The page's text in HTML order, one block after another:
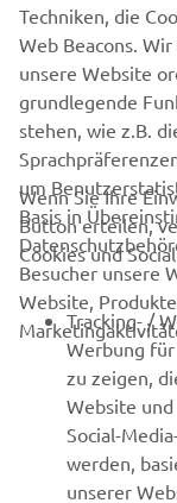
B2B
MEHR VON
SUPPORT
Techniken, die
Web Beacons.
unsere Website
grundlegende
stehen, wie z.B.
um
Basis in
Besucher unsere
Website,
Wenn Sie Ihre
Button erteilen,
Cookies und
Tracking- /
Werbung
zu zeigen,
Website
Social-
werden,
unserer